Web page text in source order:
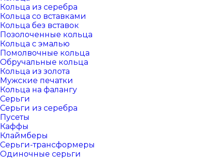
Кольца из серебра
Кольца со вставками
Кольца без вставок
Позолоченные кольца
Кольца с эмалью
Помолвочные кольца
Обручальные кольца
Кольца из золота
Мужские печатки
Кольца на фалангу
Серьги
Серьги из серебра
Пусеты
Каффы
Клаймберы
Серьги-трансформеры
Одиночные серьги